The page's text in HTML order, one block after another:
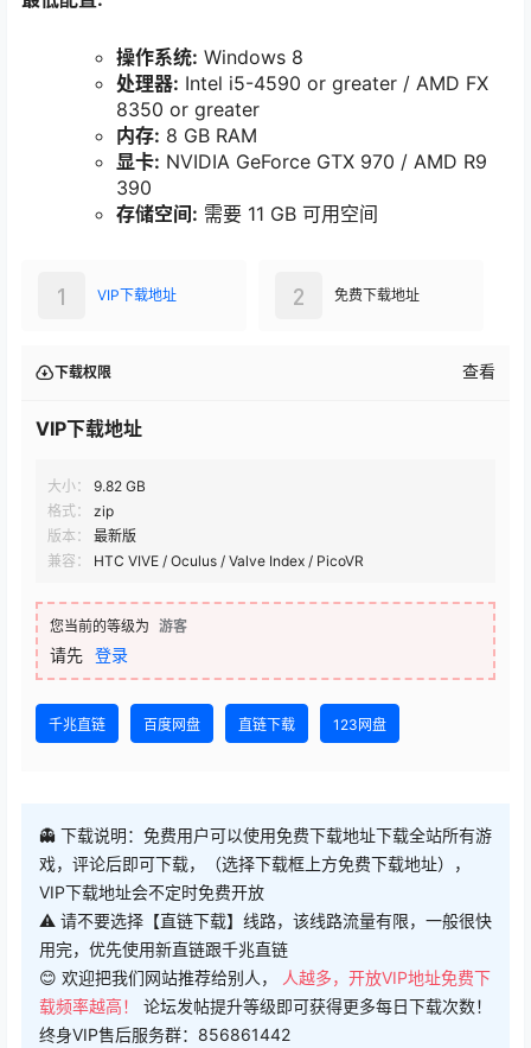
操作系统: Windows 8
处理器: Intel i5-4590 or greater / AMD FX
8350 or greater
内存: 8 GB RAM
显卡: NVIDIA GeForce GTX 970 / AMD R9
390
存储空间: 需要 11 GB 可用空间
VIP下载地址
1 免费下载地址
2
下载权限 查看
VIP下载地址
大小：
9.82 GB
格式：
zip
版本：
最新版
兼容：
HTC VIVE / Oculus / Valve Index / PicoVR
您当前的等级为 游客
请先 登录
千兆直链 百度网盘 直链下载 123网盘
👻 下载说明：免费用户可以使用免费下载地址下载全站所有游
戏，评论后即可下载，（选择下载框上方免费下载地址），
VIP下载地址会不定时免费开放
⚠ 请不要选择【直链下载】线路，该线路流量有限，一般很快
用完，优先使用新直链跟千兆直链
😊 欢迎把我们网站推荐给别人，
人越多，开放VIP地址免费下
载频率越高！ 论坛发帖提升等级即可获得更多每日下载次数！
终身VIP售后服务群：856861442